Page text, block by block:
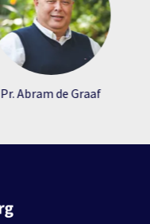
Pr. Abram de Graaf